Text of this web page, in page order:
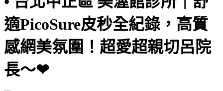
適PicoSure皮秒全紀錄，高質
感網美氛圍！超愛超親切呂院
長～❤